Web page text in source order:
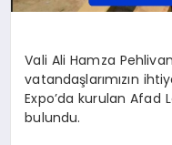
Vali Ali Hamza
vatandaşlarımızın
Expo’da kurulan Afad
bulundu.